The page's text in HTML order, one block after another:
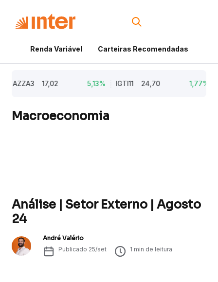
Renda Variável Carteiras Recomendadas
AZZA3 17,02 5,13% IGTI11 24,70 1,77%
Macroeconomia
Análise | Setor Externo | Agosto
24
André Valério
Publicado 25/set 1 min de leitura